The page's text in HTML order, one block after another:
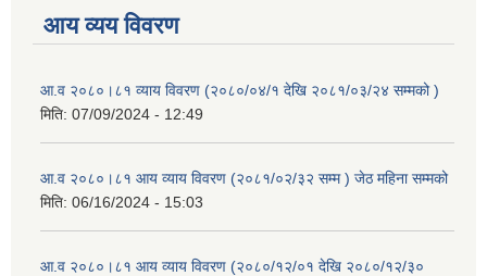
आय व्यय विवरण
आ.व २०८०।८१ व्याय विवरण (२०८०/०४/१ देखि २०८१/०३/२४ सम्मको )
मिति: 07/09/2024 - 12:49
आ.व २०८०।८१ आय व्याय विवरण (२०८१/०२/३२ सम्म ) जेठ महिना सम्मको
मिति: 06/16/2024 - 15:03
आ.व २०८०।८१ आय व्याय विवरण (२०८०/१२/०१ देखि २०८०/१२/३०